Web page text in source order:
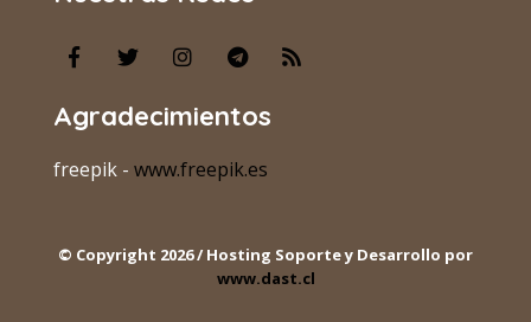
Agradecimientos
freepik - www.freepik.es
© Copyright 2026 / Hosting Soporte y Desarrollo por
www.dast.cl